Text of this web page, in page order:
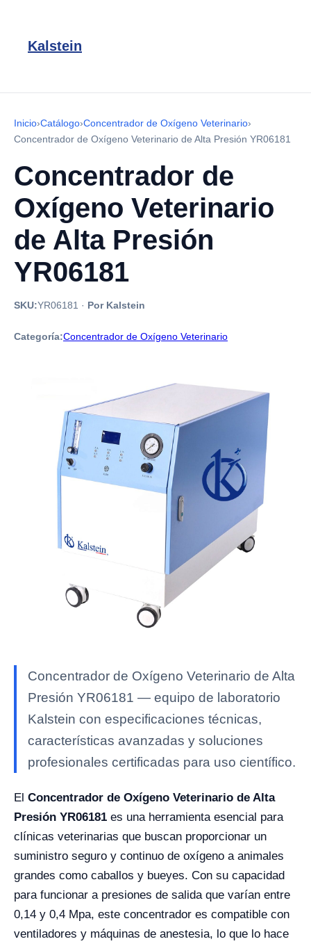
Kalstein
Inicio›Catálogo›Concentrador de Oxígeno Veterinario›
Concentrador de Oxígeno Veterinario de Alta Presión YR06181
Concentrador de
Oxígeno Veterinario
de Alta Presión
YR06181
SKU:YR06181 · Por Kalstein
Categoría:Concentrador de Oxígeno Veterinario
Concentrador de Oxígeno Veterinario de Alta
Presión YR06181 — equipo de laboratorio
Kalstein con especificaciones técnicas,
características avanzadas y soluciones
profesionales certificadas para uso científico.
El Concentrador de Oxígeno Veterinario de Alta
Presión YR06181 es una herramienta esencial para
clínicas veterinarias que buscan proporcionar un
suministro seguro y continuo de oxígeno a animales
grandes como caballos y bueyes. Con su capacidad
para funcionar a presiones de salida que varían entre
0,14 y 0,4 Mpa, este concentrador es compatible con
ventiladores y máquinas de anestesia, lo que lo hace